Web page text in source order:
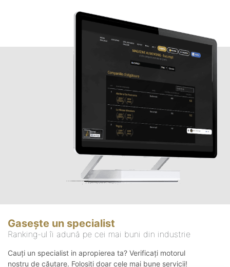
Gasește un specialist
Ranking-ul îi adună pe cei mai buni din industrie
Cauți un specialist in apropierea ta? Verificați motorul
nostru de căutare. Folosiți doar cele mai bune servicii!